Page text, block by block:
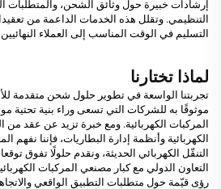
إرشادات خبيرة حول وثائق الشحن، والمتطلبات
التنظيمي. وتقلل هذه الخدمات الداعمة من
التسليم في الوقت المناسب إلى العملاء
لماذا تختارنا
تجربتنا الواسعة في تطوير حلول شحن متقدمة
موثوقًا به للشركات التي تسعى وراء بنية تحتية
المركبات الكهربائية. ومع خبرة تزيد عن عقد من
الكهربائية وأنظمة إدارة البطاريات، فإننا نفهم
التنقّل الكهربائي الحديثة، ونقدم حلولًا تفوق
التعاون الدولي مع كبار مصنعي المركبات
رؤى قيّمة حول متطلبات التطبيق الواقعي